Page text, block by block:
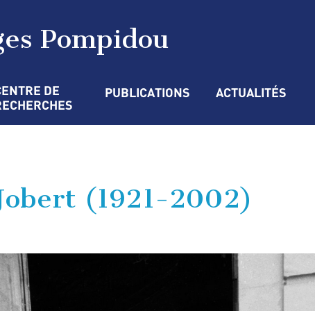
Pompidou
DE
PUBLICATIONS ACTUALITÉS
(1921-2002)